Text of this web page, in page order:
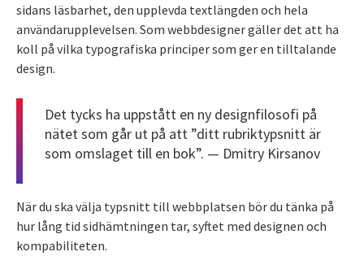
sidans läsbarhet, den upplevda textlängden och hela
användarupplevelsen. Som webbdesigner gäller det att ha
koll på vilka typografiska principer som ger en tilltalande
design.
Det tycks ha uppstått en ny designfilosofi på
nätet som går ut på att ”ditt rubriktypsnitt är
som omslaget till en bok”. — Dmitry Kirsanov
När du ska välja typsnitt till webbplatsen bör du tänka på
hur lång tid sidhämtningen tar, syftet med designen och
kompabiliteten.